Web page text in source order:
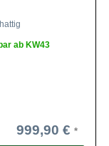
ab KW43
999,90 €